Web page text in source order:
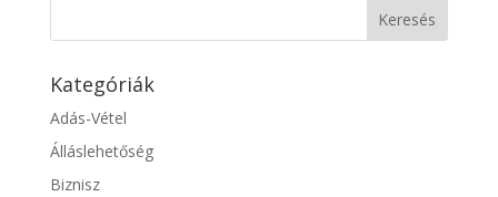
Kategóriák
Adás-Vétel
Álláslehetőség
Biznisz